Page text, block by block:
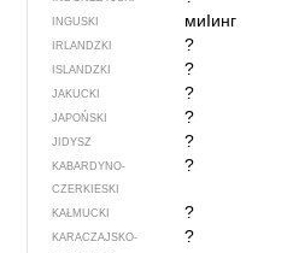
INGUSKI миIинг
IRLANDZKI ?
ISLANDZKI ?
JAKUCKI ?
JAPOŃSKI ?
JIDYSZ ?
KABARDYNO-
CZERKIESKI
?
KAŁMUCKI ?
KARACZAJSKO-
?